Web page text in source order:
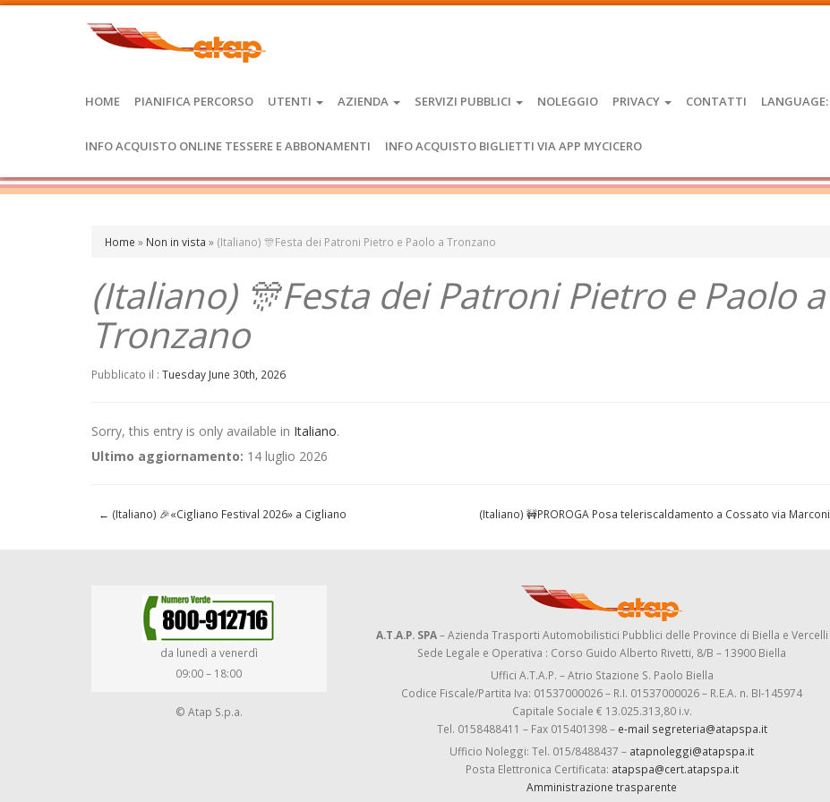
HOME PIANIFICA PERCORSO UTENTI AZIENDA SERVIZI PUBBLICI NOLEGGIO PRIVACY CONTATTI LANGUAGE:
INFO ACQUISTO ONLINE TESSERE E ABBONAMENTI INFO ACQUISTO BIGLIETTI VIA APP MYCICERO
Home » Non in vista » (Italiano) 🎊Festa dei Patroni Pietro e Paolo a Tronzano
(Italiano) 🎊Festa dei Patroni Pietro e Paolo a
Tronzano
Pubblicato il : Tuesday June 30th, 2026
Sorry, this entry is only available in Italiano.
Ultimo aggiornamento: 14 luglio 2026
← (Italiano) 🎉«Cigliano Festival 2026» a Cigliano (Italiano) 🚧PROROGA Posa teleriscaldamento a Cossato via Marconi
da lunedì a venerdì
09:00 – 18:00
© Atap S.p.a.
A.T.A.P. SPA– Azienda Trasporti Automobilistici Pubblici delle Province di Biella e Vercelli
Sede Legale e Operativa : Corso Guido Alberto Rivetti, 8/B – 13900 Biella
Uffici A.T.A.P. – Atrio Stazione S. Paolo Biella
Codice Fiscale/Partita Iva: 01537000026 – R.I. 01537000026 – R.E.A. n. BI-145974
Capitale Sociale € 13.025.313,80 i.v.
Tel. 0158488411 – Fax 015401398 – e-mail segreteria@atapspa.it
Ufficio Noleggi: Tel. 015/8488437 – atapnoleggi@atapspa.it
Posta Elettronica Certificata: atapspa@cert.atapspa.it
Amministrazione trasparente